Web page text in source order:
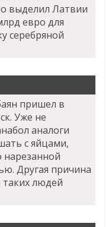
выделил Латвии
евро для
серебряной
пришел в
Уже не
аналоги
с яйцами,
нарезанной
Другая причина
таких людей